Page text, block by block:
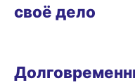
своё дело